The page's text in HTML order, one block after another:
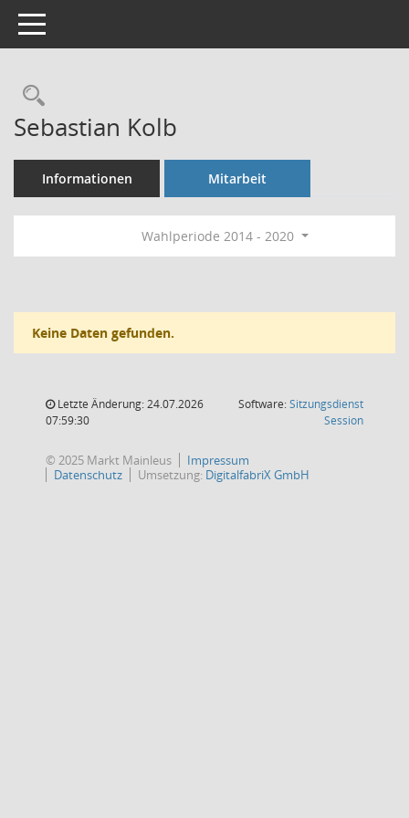
Toggle navigation
Rechercheauswahl
Sebastian Kolb
Informationen Mitarbeit
Wahlperiode 2014 - 2020
Keine Daten gefunden.
Letzte Änderung: 24.07.2026
07:59:30
Software:Sitzungsdienst
Session(Wird in
© 2025 Markt Mainleus
Impressum
Datenschutz
Umsetzung: DigitalfabriX GmbH